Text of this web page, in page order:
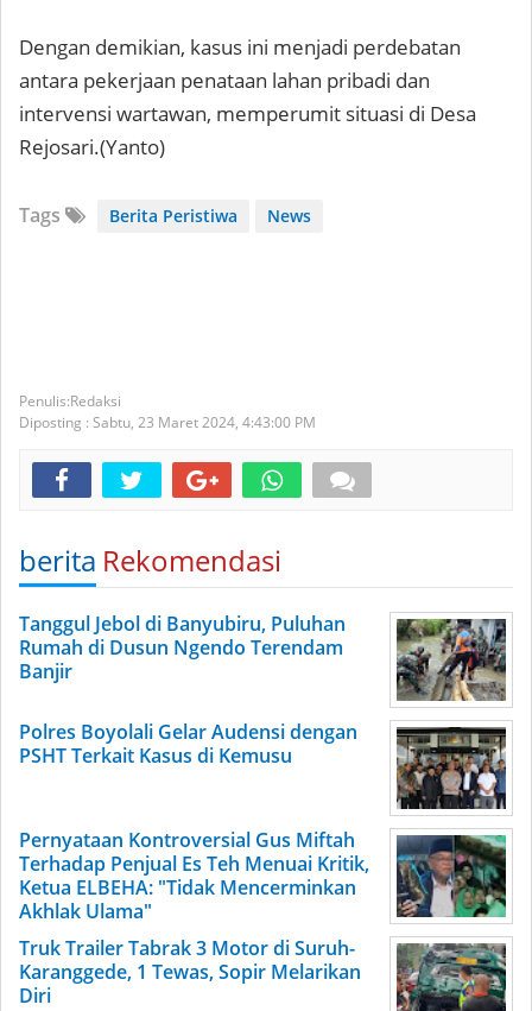
Dengan demikian, kasus ini menjadi perdebatan
antara pekerjaan penataan lahan pribadi dan
intervensi wartawan, memperumit situasi di Desa
Rejosari.(Yanto)
Tags Berita Peristiwa News
Redaksi
Diposting : Sabtu, 23 Maret 2024, 4:43:00 PM
berita Rekomendasi
Tanggul Jebol di Banyubiru, Puluhan
Rumah di Dusun Ngendo Terendam
Banjir
Polres Boyolali Gelar Audensi dengan
PSHT Terkait Kasus di Kemusu
Pernyataan Kontroversial Gus Miftah
Terhadap Penjual Es Teh Menuai Kritik,
Ketua ELBEHA: "Tidak Mencerminkan
Akhlak Ulama"
Truk Trailer Tabrak 3 Motor di Suruh-
Karanggede, 1 Tewas, Sopir Melarikan
Diri